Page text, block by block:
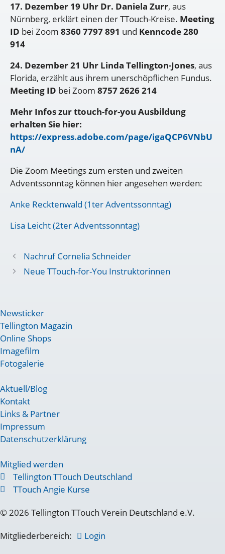
17. Dezember 19 Uhr Dr. Daniela Zurr, aus
Nürnberg, erklärt einen der TTouch-Kreise. Meeting
ID bei Zoom 8360 7797 891 und Kenncode 280
914
24. Dezember 21 Uhr Linda Tellington-Jones, aus
Florida, erzählt aus ihrem unerschöpflichen Fundus.
Meeting ID bei Zoom 8757 2626 214
Mehr Infos zur ttouch-for-you Ausbildung
erhalten Sie hier:
https://express.adobe.com/page/igaQCP6VNbU
nA/
Die Zoom Meetings zum ersten und zweiten
Adventssonntag können hier angesehen werden:
Anke Recktenwald (1ter Adventssonntag)
Lisa Leicht (2ter Adventssonntag)
Nachruf Cornelia Schneider
Neue TTouch-for-You Instruktorinnen
Newsticker
Tellington Magazin
Online Shops
Imagefilm
Fotogalerie
Aktuell/Blog
Kontakt
Links & Partner
Impressum
Datenschutzerklärung
Mitglied werden
Tellington TTouch Deutschland
TTouch Angie Kurse
© 2026 Tellington TTouch Verein Deutschland e.V.
Mitgliederbereich:
Login